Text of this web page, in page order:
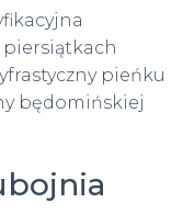
pieńku
będomińskiej